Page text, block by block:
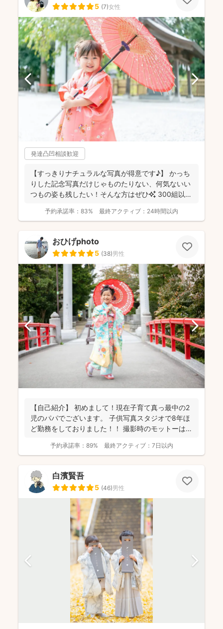
5 (7)女性
発達凸凹相談歓迎
【すっきりナチュラルな写真が得意です♪】 かっち
りした記念写真だけじゃものたりない、何気ないい
つもの姿も残したい！そんな方はぜひ✨️ 300組以上
予約承諾率： 83% 最終アクティブ： 24時間以内
おひげphoto
5 (38)男性
【自己紹介】 初めまして！現在子育て真っ最中の2
児のパパでございます。 子供写真スタジオで8年ほ
ど勤務をしておりました！！ 撮影時のモットーは
予約承諾率： 89% 最終アクティブ： 7日以内
白濱賢吾
5 (46)男性